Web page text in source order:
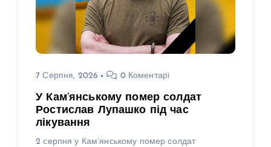
7 Серпня, 2026 0 Коментарі
У Кам’янському помер солдат
Ростислав Лупашко під час
лікування
2 серпня у Кам’янському помер солдат